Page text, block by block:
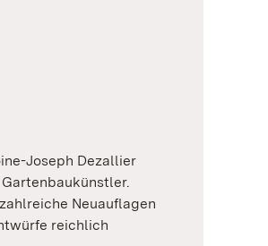
Joseph Dezallier
Neuauflagen
reichlich